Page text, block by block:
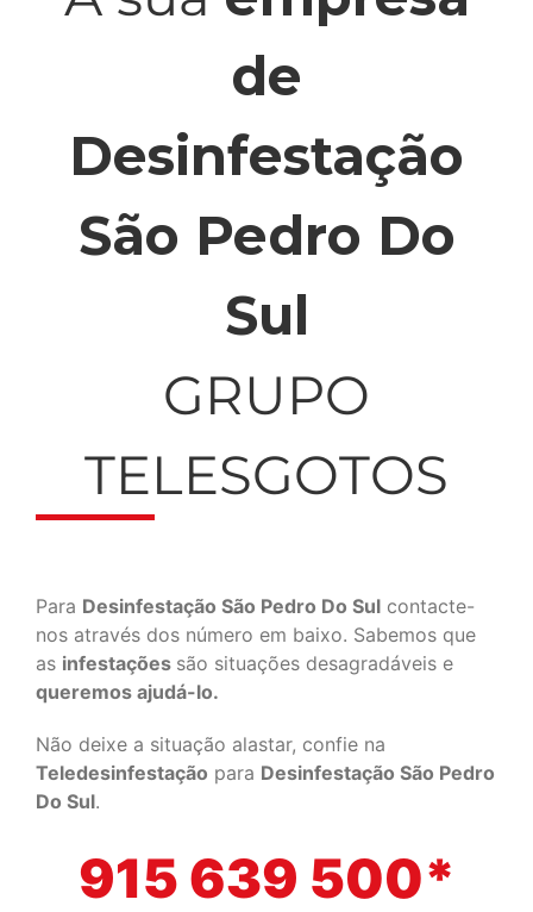
de
Desinfestação
São Pedro Do
Sul
GRUPO
TELESGOTOS
Para Desinfestação São Pedro Do Sul contacte-
nos através dos número em baixo. Sabemos que
as infestações são situações desagradáveis e
queremos ajudá-lo.
Não deixe a situação alastar, confie na
Teledesinfestação para Desinfestação São Pedro
Do Sul.
915 639 500*